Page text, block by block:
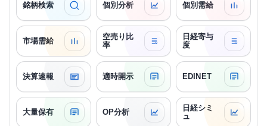
銘柄検索 個別分析 個別需給
市場需給
空売り比
率
日経寄与
度
決算速報 適時開示 EDINET
大量保有 OP分析
日経シミ
ュ